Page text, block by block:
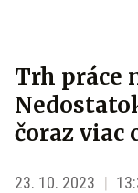
Trh práce
čoraz viac
23. 10. 2023